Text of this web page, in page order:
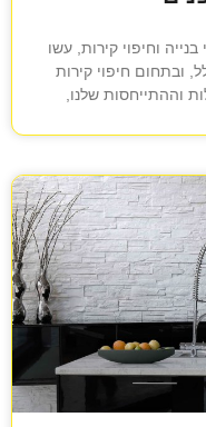
וחיפוי קירות, עשו
ובתחום חיפוי קירות
וההתייחסות שלנו,